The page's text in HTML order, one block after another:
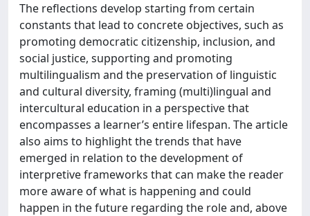
The reflections develop starting from certain
constants that lead to concrete objectives, such as
promoting democratic citizenship, inclusion, and
social justice, supporting and promoting
multilingualism and the preservation of linguistic
and cultural diversity, framing (multi)lingual and
intercultural education in a perspective that
encompasses a learner’s entire lifespan. The article
also aims to highlight the trends that have
emerged in relation to the development of
interpretive frameworks that can make the reader
more aware of what is happening and could
happen in the future regarding the role and, above